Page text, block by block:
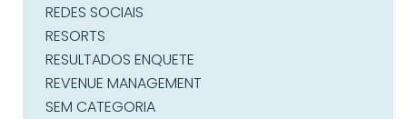
REDES SOCIAIS
RESORTS
RESULTADOS ENQUETE
REVENUE MANAGEMENT
SEM CATEGORIA